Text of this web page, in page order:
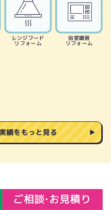
レンジフード
リフォーム
浴室暖房
リフォーム
績をもっと見る